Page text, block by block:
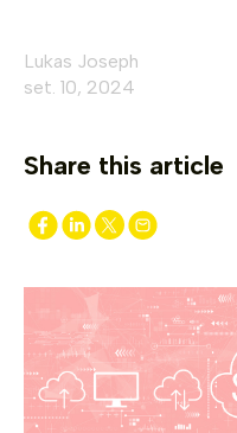
Lukas Joseph
set. 10, 2024
Share this article